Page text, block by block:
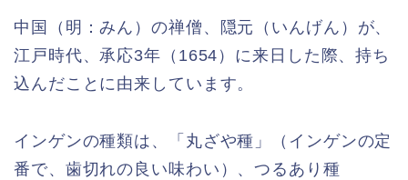
中国（明：みん）の禅僧、隠元（いんげん）が、
江戸時代、承応3年（1654）に来日した際、持ち
込んだことに由来しています。
インゲンの種類は、「丸ざや種」（インゲンの定
番で、歯切れの良い味わい）、つるあり種